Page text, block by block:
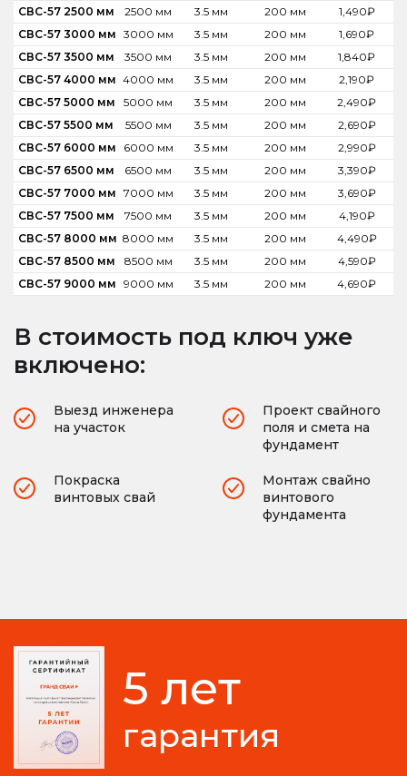
СВС-57 2500 мм
2500 мм 3.5 мм 200 мм 1,490₽
СВС-57 3000 мм 3000 мм 3.5 мм 200 мм 1,690₽
СВС-57 3500 мм
3500 мм 3.5 мм 200 мм 1,840₽
СВС-57 4000 мм 4000 мм 3.5 мм 200 мм 2,190₽
СВС-57 5000 мм
5000 мм 3.5 мм 200 мм 2,490₽
СВС-57 5500 мм
5500 мм 3.5 мм 200 мм 2,690₽
СВС-57 6000 мм
6000 мм 3.5 мм 200 мм 2,990₽
СВС-57 6500 мм
6500 мм 3.5 мм 200 мм 3,390₽
СВС-57 7000 мм 7000 мм 3.5 мм 200 мм 3,690₽
СВС-57 7500 мм
7500 мм 3.5 мм 200 мм 4,190₽
СВС-57 8000 мм 8000 мм 3.5 мм 200 мм 4,490₽
СВС-57 8500 мм
8500 мм 3.5 мм 200 мм 4,590₽
СВС-57 9000 мм 9000 мм 3.5 мм 200 мм 4,690₽
В стоимость под ключ уже
включено:
Выезд инженера
на участок
Проект свайного
поля и смета на
фундамент
Покраска
винтовых свай
Монтаж свайно
винтового
фундамента
5 лет
гарантия